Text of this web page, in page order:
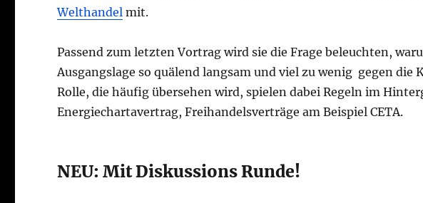
Welthandel mit.
Passend zum letzten Vortrag wird sie die Frage beleuchten,
Ausgangslage so quälend langsam und viel zu wenig gegen
Rolle, die häufig übersehen wird, spielen dabei Regeln im
Energiechartavertrag, Freihandelsverträge am Beispiel CETA.
NEU: Mit Diskussions Runde!